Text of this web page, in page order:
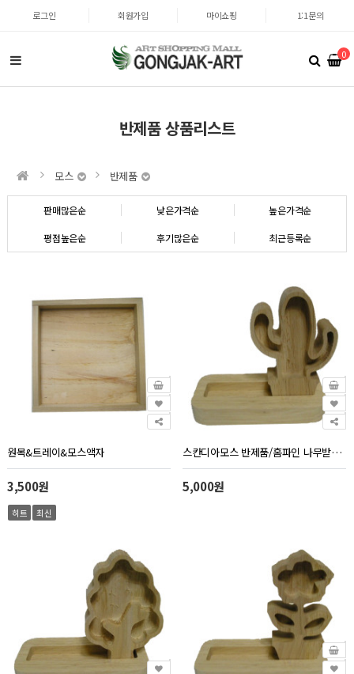
로그인 회원가입 마이쇼핑 1:1문의
0
반제품 상품리스트
모스 반제품
판매많은순 낮은가격순 높은가격순
평점높은순 후기많은순 최근등록순
원목&트레이&모스액자
3,500원
히트 최신
스칸디아모스 반제품/홈파인 나무받침&선인장(미니)세트
5,000원